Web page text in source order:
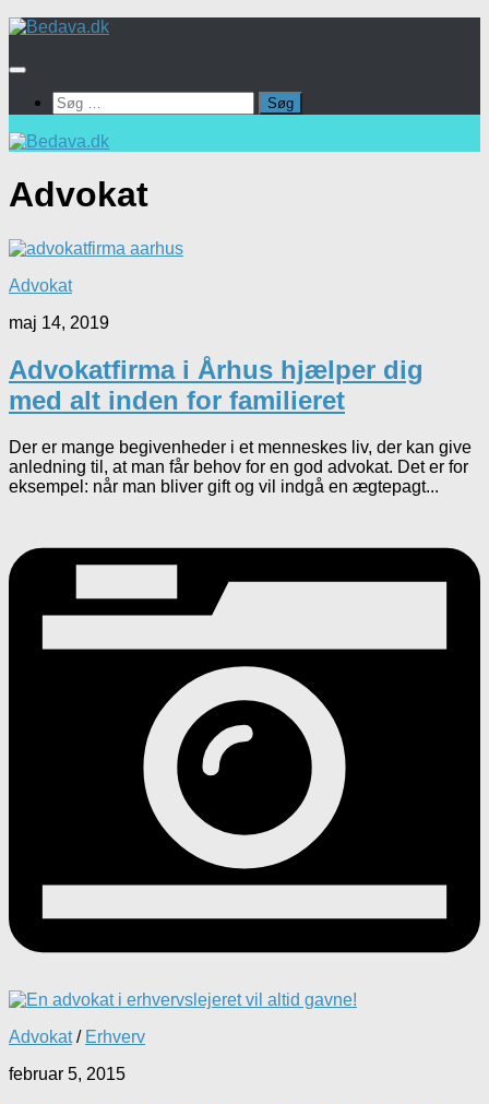
Skip
content
Søg
efter:
Advokat
Advokat
maj 14, 2019
Advokatfirma i Århus hjælper dig
med alt inden for familieret
Der er mange begivenheder i et menneskes liv, der kan give
anledning til, at man får behov for en god advokat. Det er for
eksempel: når man bliver gift og vil indgå en ægtepagt...
Advokat/ Erhverv
februar 5, 2015